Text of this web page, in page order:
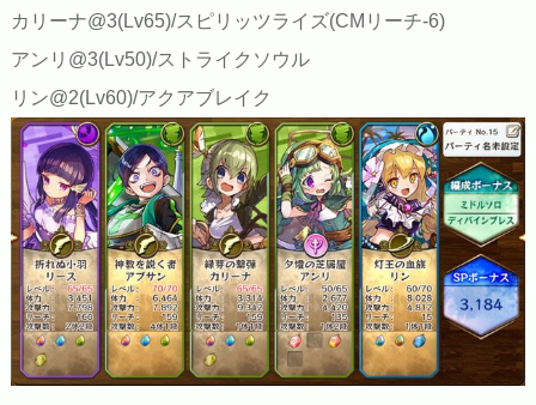
カリーナ@3(Lv65)/スピリッツライズ(CMリーチ-6)
アンリ@3(Lv50)/ストライクソウル
リン@2(Lv60)/アクアブレイク